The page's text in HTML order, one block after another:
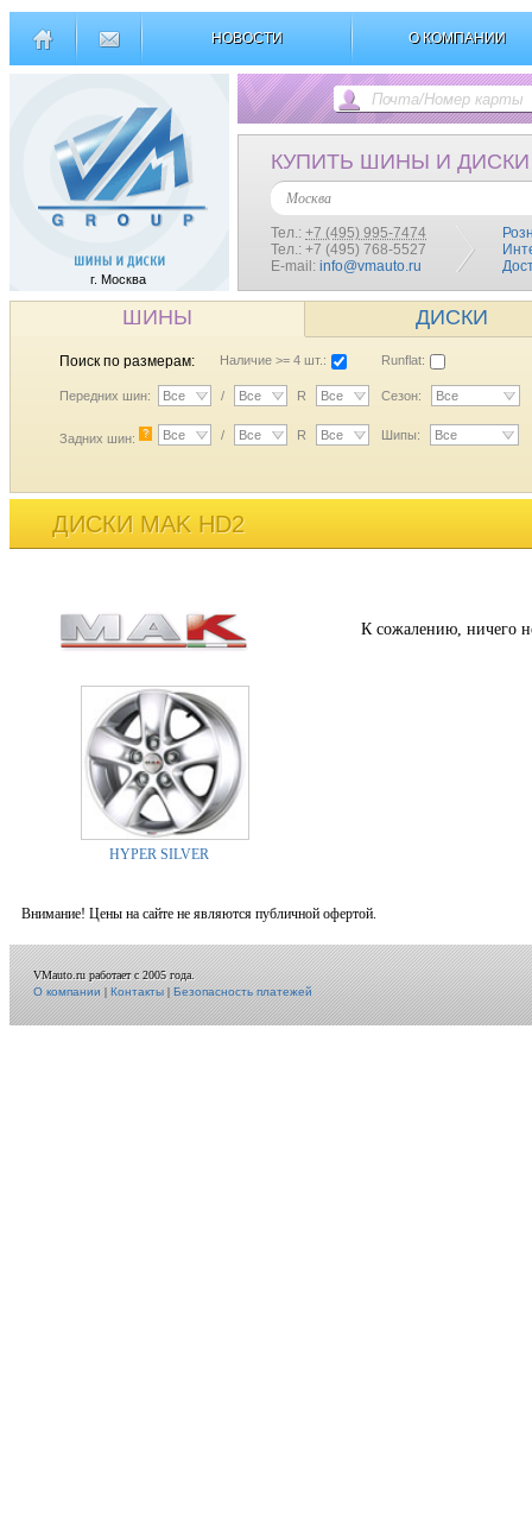
НОВОСТИ О КОМПАНИИ
г. Москва
КУПИТЬ ШИНЫ И ДИСКИ
Москва
Тел.: +7 (495) 995-7474
Тел.: +7 (495) 768-5527
E-mail: info@vmauto.ru
ШИНЫ ДИСКИ
Поиск по размерам: Наличие >= 4 шт.: Runflat:
Передних шин: Все / Все R Все Сезон: Все
Задних шин: ? Все / Все R Все Шипы: Все
ДИСКИ MAK HD2
HYPER SILVER
К сожалению, ничего
Внимание! Цены на сайте не являются публичной офертой.
VMauto.ru работает с 2005 года.
О компании|Контакты|Безопасность платежей